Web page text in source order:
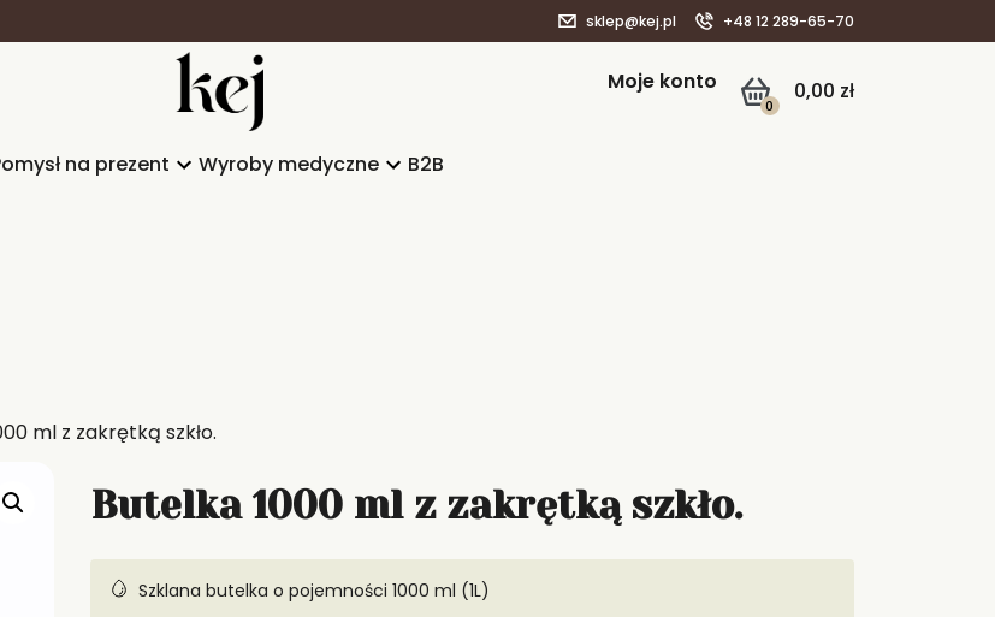
sklep@kej.pl +48 12 289-65-70
Moje konto
0
0,00 zł
na prezent Wyroby medyczne B2B
ml z zakrętką szkło.
Butelka 1000 ml z zakrętką szkło.
Szklana butelka o pojemności 1000 ml (1L)